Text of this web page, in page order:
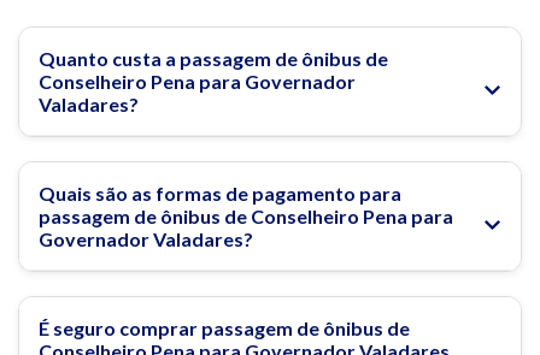
Outro destaque é o bairro Ilha dos Araújos, uma ilha fluvial
rodeada peloRio Doce, com vários restaurantes, pousadas e
construções interessantes.
evento para comércio de pedras preciosas e gemas que atrai
visitantes de todo o mundo. AÁguia Branca oferece
passagens de ônibus para Governador Valadares, consulte o
local de partida e venha desfrutar desse destino incrível
conosco!
Quanto custa a passagem de ônibus de
Conselheiro Pena para Governador
Valadares?
Quais são as formas de pagamento para
passagem de ônibus de Conselheiro Pena para
Governador Valadares?
É seguro comprar passagem de ônibus de